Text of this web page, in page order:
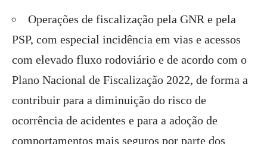
Operações de fiscalização pela GNR e pela
PSP, com especial incidência em vias e acessos
com elevado fluxo rodoviário e de acordo com o
Plano Nacional de Fiscalização 2022, de forma a
contribuir para a diminuição do risco de
ocorrência de acidentes e para a adoção de
comportamentos mais seguros por parte dos